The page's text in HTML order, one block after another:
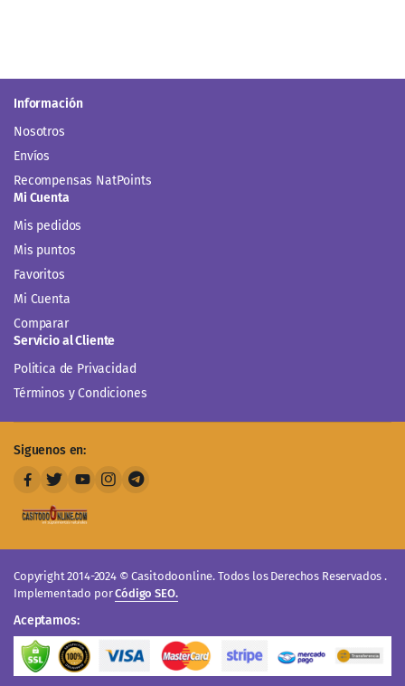
Información
Nosotros
Envíos
Recompensas NatPoints
Mi Cuenta
Mis pedidos
Mis puntos
Favoritos
Mi Cuenta
Comparar
Servicio al Cliente
Politica de Privacidad
Términos y Condiciones
Siguenos en:
Copyright 2014-2024 © Casitodoonline. Todos los Derechos Reservados .
Implementado porCódigo SEO.
Aceptamos: